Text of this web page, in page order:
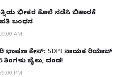
ಭೀಕರ ಕೊಲೆ ನಡೆಸಿ ಬಿಹಾರಕ್ಕೆ
ಪತಿ ಬಂಧನ
AM
ಭಾಷಣ ಕೇಸ್: SDPI ನಾಯಕ ರಿಯಾಜ್
ಜೈಲು, ದಂಡ!
PM